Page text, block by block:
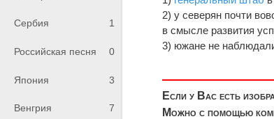
Сербия 1
Российская песня 0
Япония 3
Венгрия 7
2) y северян почти
в смысле развития
3) южане не
Если у Вас есть
Можно с помощью